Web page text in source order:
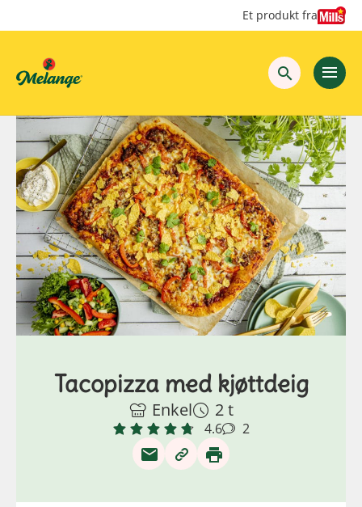
Et produkt fra
Tacopizza med kjøttdeig
Enkel 2 t
4.6 2